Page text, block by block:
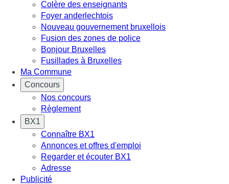
Colère des enseignants
Foyer anderlechtois
Nouveau gouvernement bruxellois
Fusion des zones de police
Bonjour Bruxelles
Fusillades à Bruxelles
Ma Commune
Concours
Nos concours
Règlement
BX1
Connaître BX1
Annonces et offres d'emploi
Regarder et écouter BX1
Adresse
Publicité